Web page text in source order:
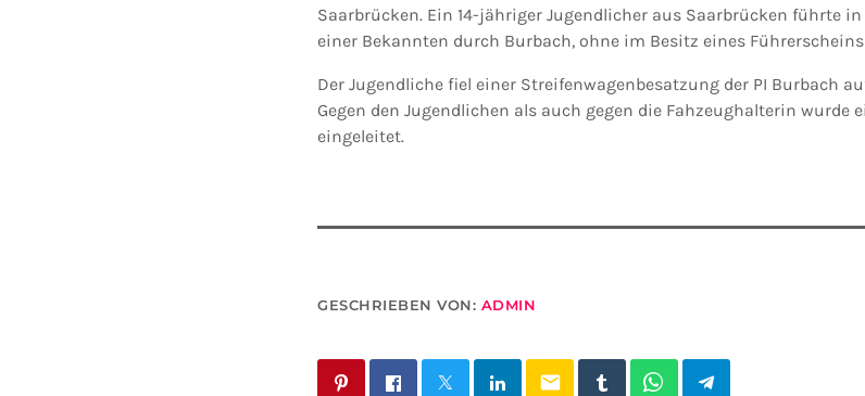
Saarbrücken. Ein 14-jähriger Jugendlicher aus Saarbrücken führte
einer Bekannten durch Burbach, ohne im Besitz eines
Der Jugendliche fiel einer Streifenwagenbesatzung der PI Burbach
Gegen den Jugendlichen als auch gegen die Fahzeughalterin wurde
eingeleitet.
GESCHRIEBEN VON: ADMIN
email